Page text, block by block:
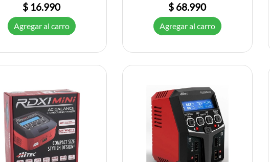
$ 16.990
Agregar al carro
$ 68.990
Agregar al carro